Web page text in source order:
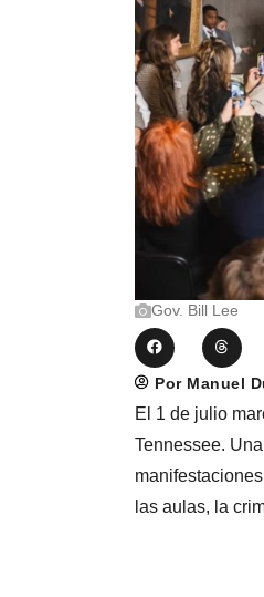
Gov. Bill Lee
Por Manuel
El 1 de julio
Tennessee.
las aulas, la